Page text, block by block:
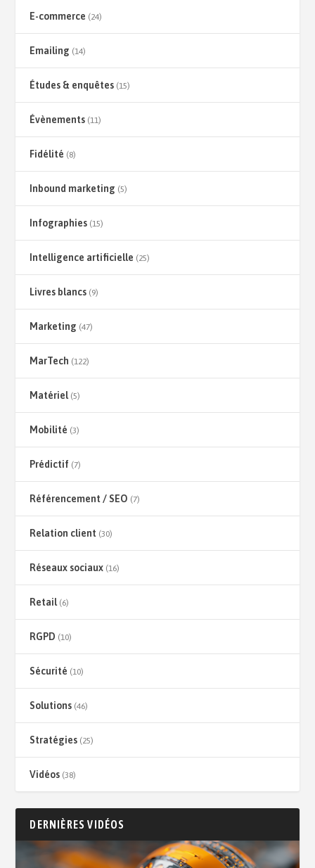
E-commerce (24)
Emailing (14)
Études & enquêtes (15)
Évènements (11)
Fidélité (8)
Inbound marketing (5)
Infographies (15)
Intelligence artificielle (25)
Livres blancs (9)
Marketing (47)
MarTech (122)
Matériel (5)
Mobilité (3)
Prédictif (7)
Référencement / SEO (7)
Relation client (30)
Réseaux sociaux (16)
Retail (6)
RGPD (10)
Sécurité (10)
Solutions (46)
Stratégies (25)
Vidéos (38)
DERNIÈRES VIDÉOS